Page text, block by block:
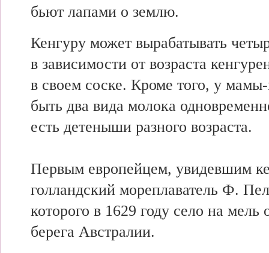
бьют лапами о землю.
Кенгуру может вырабатывать
в зависимости от возраста
в своем соске. Кроме того, у
быть два вида молока
есть детеныши разного возраста.
Первым европейцем, увидевшим
голландский мореплаватель Ф.
которого в 1629 году село на мель
берега Австралии.